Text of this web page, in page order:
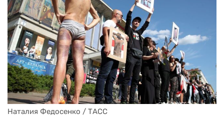
Наталия Федосенко / ТАСС